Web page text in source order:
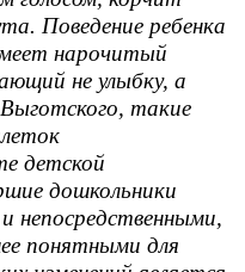
Поведение ребенка
нарочитый
не улыбку, а
такие
детской
дошкольники
непосредственными,
понятными для